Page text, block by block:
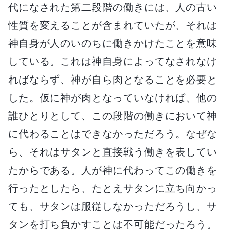
代になされた第二段階の働きには、人の古い
性質を変えることが含まれていたが、それは
神自身が人のいのちに働きかけたことを意味
している。これは神自身によってなされなけ
ればならず、神が自ら肉となることを必要と
した。仮に神が肉となっていなければ、他の
誰ひとりとして、この段階の働きにおいて神
に代わることはできなかっただろう。なぜな
ら、それはサタンと直接戦う働きを表してい
たからである。人が神に代わってこの働きを
行ったとしたら、たとえサタンに立ち向かっ
ても、サタンは服従しなかっただろうし、サ
タンを打ち負かすことは不可能だったろう。